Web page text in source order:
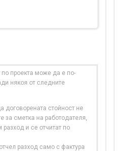
по проекта може да е по-
някоя от следните
договорената стойност не
за сметка на работодателя,
разход и се отчитат по
разход само с фактура